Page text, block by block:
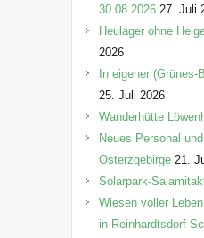
30.08.2026 27. Juli
Heulager ohne
2026
In eigener
25. Juli 2026
Wanderhütte
Neues Personal
Osterzgebirge 21.
Solarpark-
Wiesen voller
in Reinhardtsdorf-